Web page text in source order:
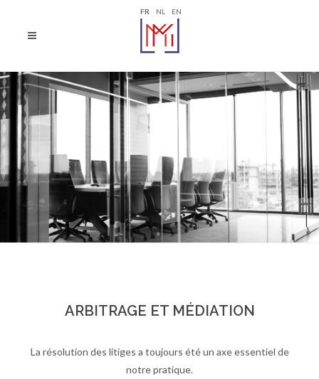
FR NL EN
ARBITRAGE ET MÉDIATION
La résolution des litiges a toujours été un axe essentiel de
notre pratique.